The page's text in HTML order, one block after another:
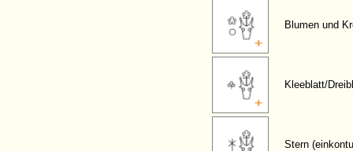
Blumen und
Kleeblatt/
Stern